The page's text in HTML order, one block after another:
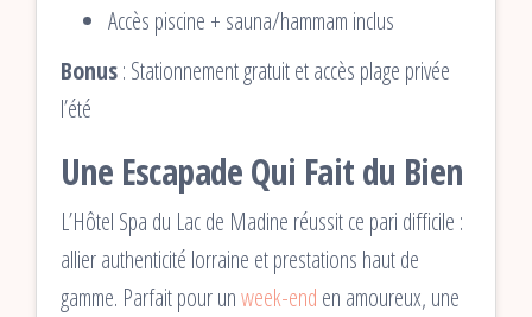
Accès piscine + sauna/hammam inclus
Bonus: Stationnement gratuit et accès plage privée
l’été
Une Escapade Qui Fait du Bien
L’Hôtel Spa du Lac de Madine réussit ce pari difficile :
allier authenticité lorraine et prestations haut de
gamme. Parfait pour unweek-end en amoureux, une